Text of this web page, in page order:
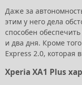
Даже за
этим у него дела
способен
и два дня. Кроме
Express 2.0, которая
Xperia XA1 Plus